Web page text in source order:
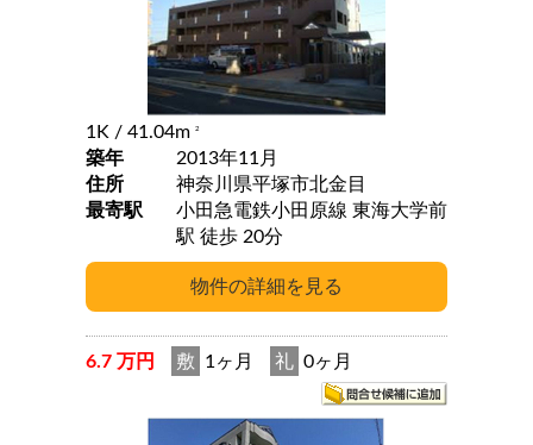
1K / 41.04m 2
築年
2013年11月
住所
神奈川県平塚市北金目
最寄駅
小田急電鉄小田原線 東海大学前
駅 徒歩 20分
6.7 万円 敷 1ヶ月 礼 0ヶ月